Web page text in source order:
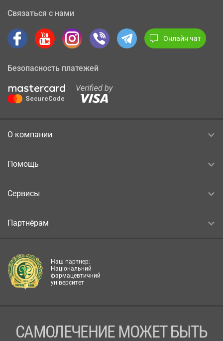
Связаться с нами
Онлайн чат
Безопасность платежей
О компании
Помощь
Сервисы
Партнёрам
Наш партнер:
Національний
фармацевтичний
університет
САМОЛЕЧЕНИЕ МОЖЕТ БЫТЬ